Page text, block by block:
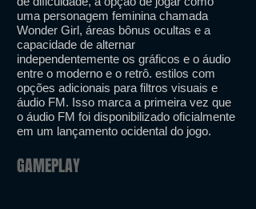
uma personagem feminina chamada
Wonder Girl, áreas bônus ocultas e a
capacidade de alternar
independentemente os gráficos e o áudio
entre o moderno e o retrô. estilos com
opções adicionais para filtros visuais e
áudio FM. Isso marca a primeira vez que
o áudio FM foi disponibilizado oficialmente
em um lançamento ocidental do jogo.
GAMEPLAY